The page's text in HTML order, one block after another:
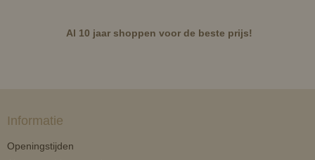
Al 10 jaar shoppen voor de beste prijs!
Informatie
Openingstijden